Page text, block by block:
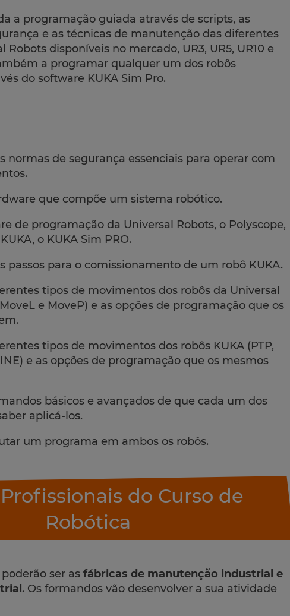
a programação guiada através de scripts, as
e as técnicas de manutenção das diferentes
Robots disponíveis no mercado, UR3, UR5, UR10 e
a programar qualquer um dos robôs
do software KUKA Sim Pro.
normas de segurança essenciais para operar com
que compõe um sistema robótico.
de programação da Universal Robots, o Polyscope,
o KUKA Sim PRO.
passos para o comissionamento de um robô KUKA.
tipos de movimentos dos robôs da Universal
e MoveP) e as opções de programação que os
tipos de movimentos dos robôs KUKA (PTP,
e as opções de programação que os mesmos
básicos e avançados de que cada um dos
aplicá-los.
um programa em ambos os robôs.
do Curso de
Robótica
ser as fábricas de manutenção industrial e
. Os formandos vão desenvolver a sua atividade